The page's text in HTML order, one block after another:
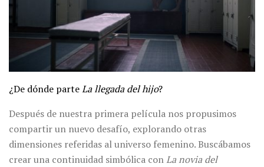
¿De dónde parteLa llegada del hijo?
Después de nuestra primera película nos propusimos
compartir un nuevo desafío, explorando otras
dimensiones referidas al universo femenino. Buscábamos
crear una continuidad simbólica conLa novia del